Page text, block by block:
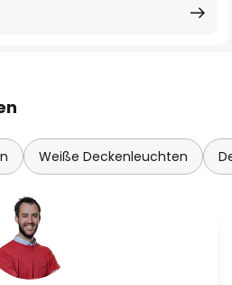
Weiße Deckenleuchten